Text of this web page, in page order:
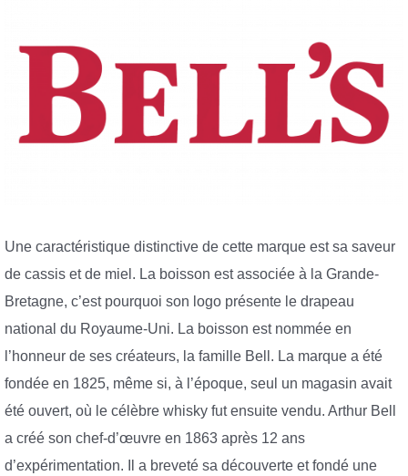
Une caractéristique distinctive de cette marque est sa saveur
de cassis et de miel. La boisson est associée à la Grande-
Bretagne, c’est pourquoi son logo présente le drapeau
national du Royaume-Uni. La boisson est nommée en
l’honneur de ses créateurs, la famille Bell. La marque a été
fondée en 1825, même si, à l’époque, seul un magasin avait
été ouvert, où le célèbre whisky fut ensuite vendu. Arthur Bell
a créé son chef-d’œuvre en 1863 après 12 ans
d’expérimentation. Il a breveté sa découverte et fondé une